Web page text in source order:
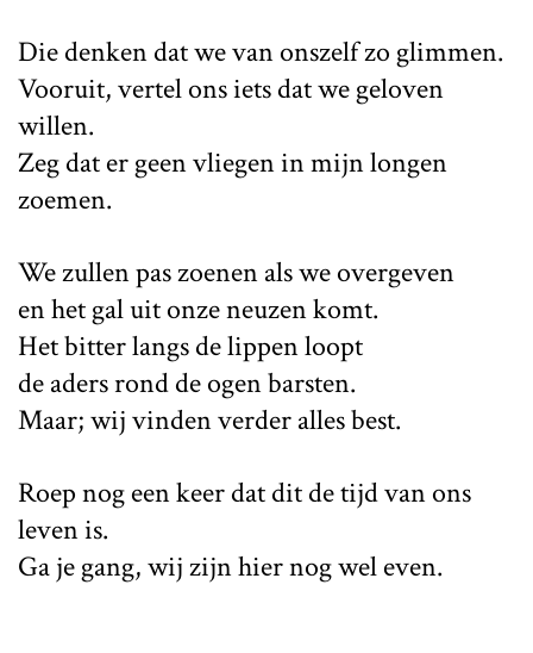
Die denken dat we van onszelf zo glimmen.
Vooruit, vertel ons iets dat we geloven
willen.
Zeg dat er geen vliegen in mijn longen
zoemen.
We zullen pas zoenen als we overgeven
en het gal uit onze neuzen komt.
Het bitter langs de lippen loopt
de aders rond de ogen barsten.
Maar; wij vinden verder alles best.
Roep nog een keer dat dit de tijd van ons
leven is.
Ga je gang, wij zijn hier nog wel even.